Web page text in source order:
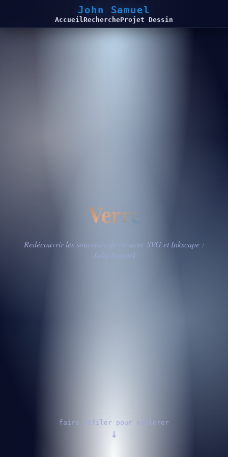
John Samuel
AccueilRechercheProjet Dessin
Verre
Redécouvrir les souvenirs de vie avec SVG et Inkscape :
John Samuel
faire défiler pour explorer